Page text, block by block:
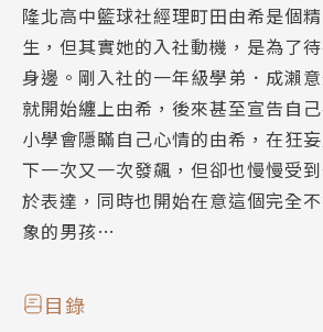
隆北高中籃球社經理町田由希是個
生，但其實她的入社動機，是為了
身邊。剛入社的一年級學弟．成瀨
就開始纏上由希，後來甚至宣告自
小學會隱瞞自己心情的由希，在狂
下一次又一次發飆，但卻也慢慢受
於表達，同時也開始在意這個完全
象的男孩…
目錄